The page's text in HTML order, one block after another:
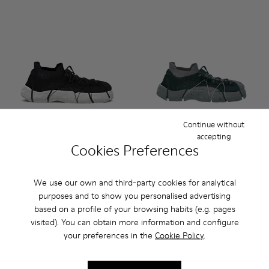
Cookies Preferences
We use our own and third-party cookies for analytical
purposes and to show you personalised advertising
based on a profile of your browsing habits (e.g. pages
visited). You can obtain more information and configure
your preferences in the Cookie Policy.
Continue without
accepting
Custom Roku - K100953-999-R002 - Disassembled Sneaker
Custom Roku - K100953-007 - Green, blue Sneaker
Custom Roku - K100953-003 - White Textile
Custom Roku - K100953-001 -
Custom Roku - K100953-010 -
Custom Roku -
Custom Roku -
Custom Roku
Customize
Custom Roku - K100953-
Custom Roku -
Custom Roku
180 €
Customize